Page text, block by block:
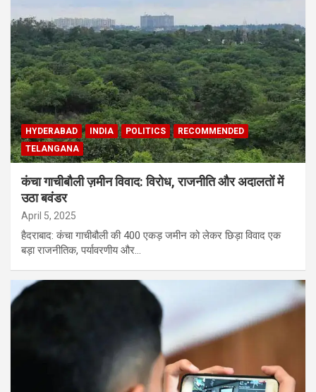
HYDERABAD INDIA POLITICS
RECOMMENDED
TELANGANA
कंचा गाचीबौली ज़मीन विवाद: विरोध, राजनीति और अदालतों में
उठा बवंडर
April 5, 2025
हैदराबाद: कंचा गाचीबौली की 400 एकड़ जमीन को लेकर छिड़ा विवाद एक
बड़ा राजनीतिक, पर्यावरणीय और…